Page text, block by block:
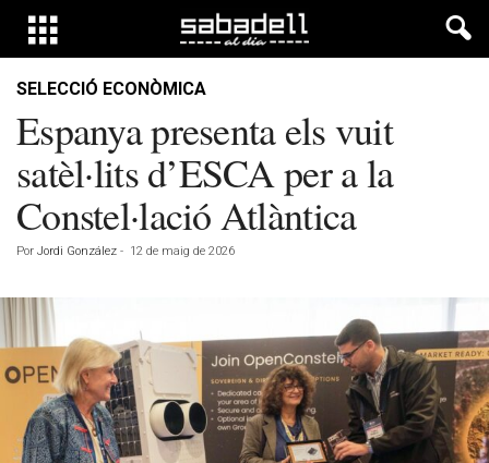
SELECCIÓ ECONÒMICA
Espanya presenta els vuit
satèl·lits d’ESCA per a la
Constel·lació Atlàntica
Por Jordi González - 12 de maig de 2026